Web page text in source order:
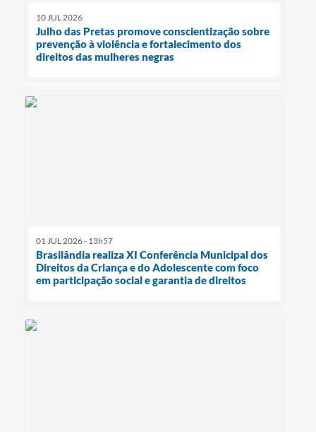
10 JUL 2026
Julho das Pretas promove conscientização sobre
prevenção à violência e fortalecimento dos
direitos das mulheres negras
01 JUL 2026 - 13h57
Brasilândia realiza XI Conferência Municipal dos
Direitos da Criança e do Adolescente com foco
em participação social e garantia de direitos